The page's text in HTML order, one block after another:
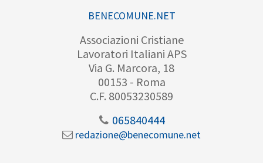
BENECOMUNE.NET
Associazioni Cristiane
Lavoratori Italiani APS
Via G. Marcora, 18
00153 - Roma
C.F. 80053230589
065840444
redazione@benecomune.net